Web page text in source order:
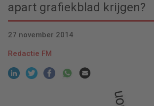
apart grafiekblad krijgen?
27 november 2014
Redactie FM